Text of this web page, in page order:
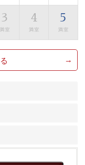
ドが諏訪大社をご
ご利用ご希望の方
おりません
歴史ある諏訪の街
の恵みあるお食
たしなみを感じて
に幸せのときを安
3
満室
4
満室
5
満室